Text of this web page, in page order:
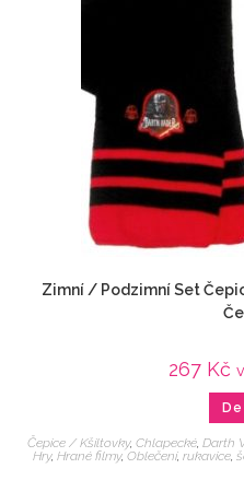
Zimní / Podzimní Set
267 Kč
Čepice / Kšiltovky, Chlapecké Darth
Hry, Hrané filmy, Oblečení, rukavice